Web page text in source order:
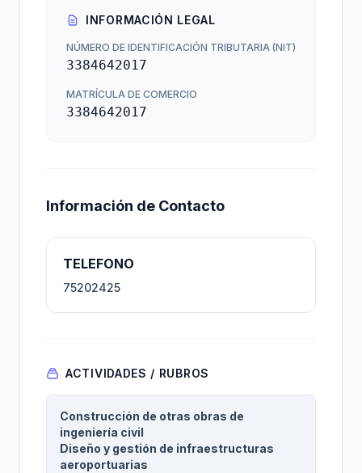
INFORMACIÓN LEGAL
NÚMERO DE IDENTIFICACIÓN TRIBUTARIA (NIT)
3384642017
MATRÍCULA DE COMERCIO
3384642017
Información de Contacto
TELEFONO
75202425
ACTIVIDADES / RUBROS
Construcción de otras obras de
ingeniería civil
Diseño y gestión de infraestructuras
aeroportuarias